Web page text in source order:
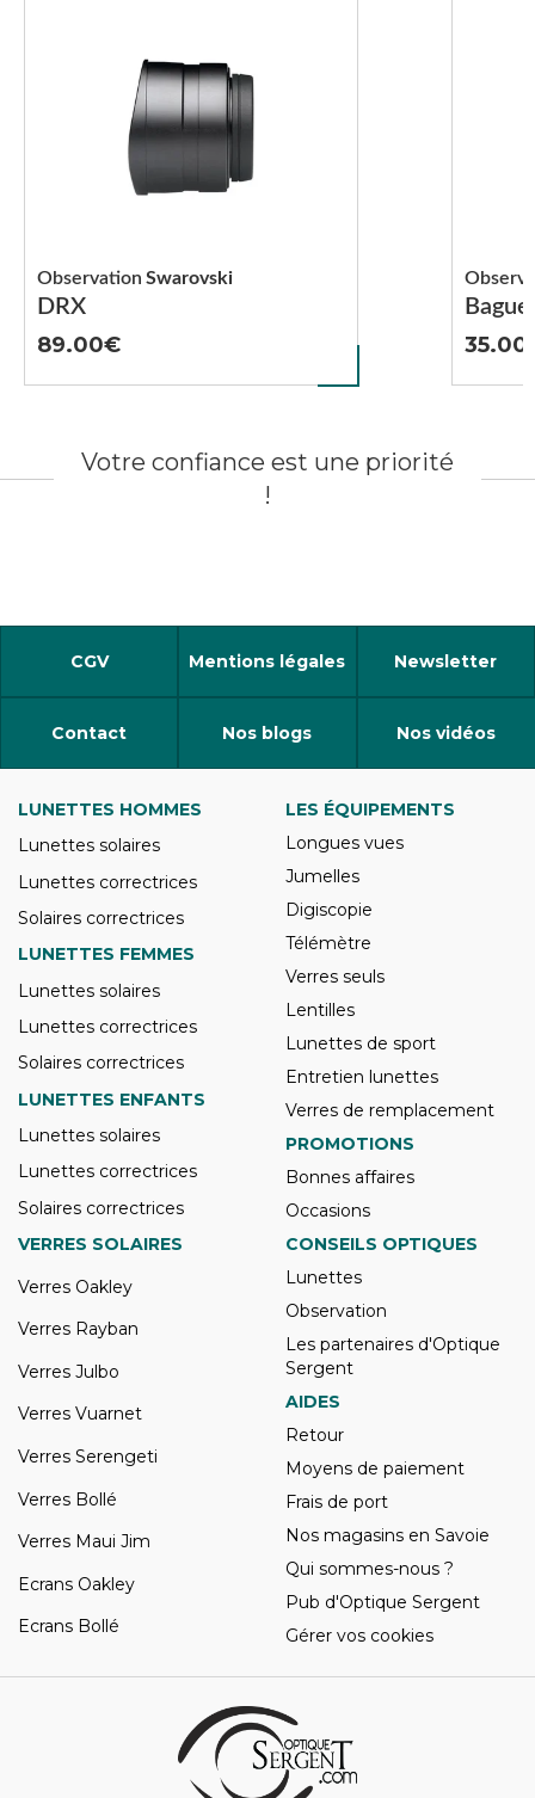
DRX
Observation Swarovski
89.00 35.00
Votre confiance est une priorité
!
CGV Mentions légales Newsletter
Contact Nos blogs Nos vidéos
LUNETTES HOMMES
Lunettes solaires
Lunettes correctrices
Solaires correctrices
LUNETTES FEMMES
Lunettes solaires
Lunettes correctrices
Solaires correctrices
LUNETTES ENFANTS
Lunettes solaires
Lunettes correctrices
Solaires correctrices
LES ÉQUIPEMENTS
Longues vues
Jumelles
Digiscopie
Télémètre
Verres seuls
Lentilles
Lunettes de sport
Entretien lunettes
Verres de remplacement
PROMOTIONS
Bonnes affaires
Occasions
VERRES SOLAIRES
Verres Oakley
Verres Rayban
Verres Julbo
Verres Vuarnet
Verres Serengeti
Verres Bollé
Verres Maui Jim
Ecrans Oakley
Ecrans Bollé
CONSEILS OPTIQUES
Lunettes
Observation
Les partenaires d'Optique
Sergent
AIDES
Retour
Moyens de paiement
Frais de port
Nos magasins en Savoie
Qui sommes-nous ?
Pub d'Optique Sergent
Gérer vos cookies